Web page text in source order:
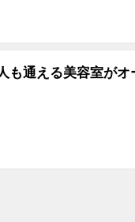
も通える美容室が